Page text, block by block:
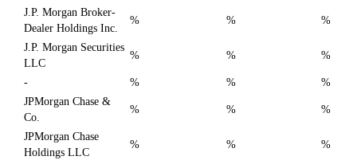
J.P. Morgan Broker-
Dealer Holdings Inc.
% % %
J.P. Morgan Securities
LLC
% % %
- % %
%
JPMorgan Chase &
Co.
% % %
JPMorgan Chase
Holdings LLC
% % %